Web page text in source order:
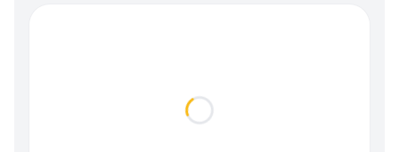
Loading...